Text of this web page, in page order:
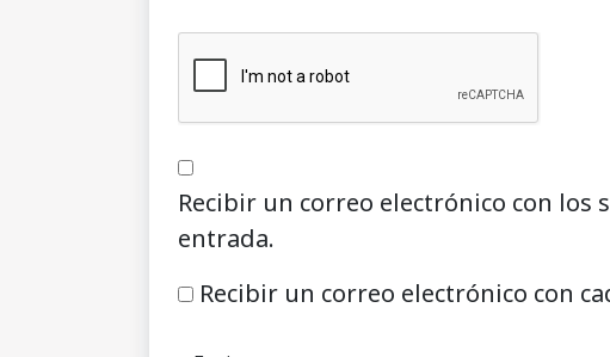
Recibir un correo electrónico con los
entrada.
Recibir un correo electrónico con